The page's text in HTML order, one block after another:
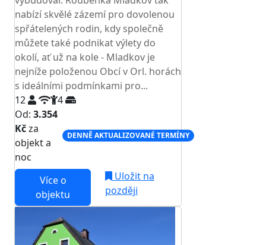
nabízí skvělé zázemí pro dovolenou
spřátelených rodin, kdy společně
můžete také podnikat výlety do
okolí, ať už na kole - Mladkov je
nejníže položenou Obcí v Orl. horách
s ideálními podmínkami pro...
12
4
Od: 3.354
Kčza
objekt a
noc
DENNĚ AKTUALIZOVANÉ TERMÍNY
Více o
objektu
Uložit na
později